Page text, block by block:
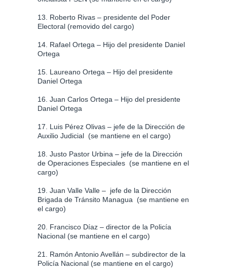
13. Roberto Rivas – presidente del Poder
Electoral (removido del cargo)
14. Rafael Ortega – Hijo del presidente Daniel
Ortega
15. Laureano Ortega – Hijo del presidente
Daniel Ortega
16. Juan Carlos Ortega – Hijo del presidente
Daniel Ortega
17. Luis Pérez Olivas – jefe de la Dirección de
Auxilio Judicial (se mantiene en el cargo)
18. Justo Pastor Urbina – jefe de la Dirección
de Operaciones Especiales (se mantiene en el
cargo)
19. Juan Valle Valle – jefe de la Dirección
Brigada de Tránsito Managua (se mantiene en
el cargo)
20. Francisco Díaz – director de la Policía
Nacional (se mantiene en el cargo)
21. Ramón Antonio Avellán – subdirector de la
Policía Nacional (se mantiene en el cargo)